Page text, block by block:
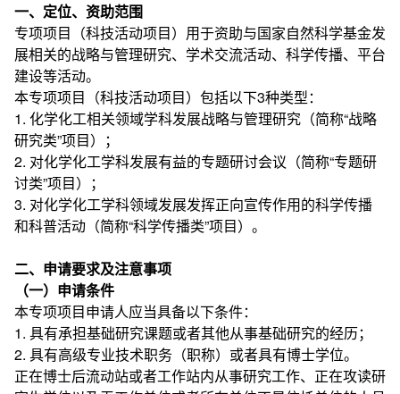
一、定位、资助范围
专项项目（科技活动项目）用于资助与国家自然科学基金发
展相关的战略与管理研究、学术交流活动、科学传播、平台
建设等活动。
本专项项目（科技活动项目）包括以下3种类型：
1. 化学化工相关领域学科发展战略与管理研究（简称“战略
研究类”项目）；
2. 对化学化工学科发展有益的专题研讨会议（简称“专题研
讨类”项目）；
3. 对化学化工学科领域发展发挥正向宣传作用的科学传播
和科普活动（简称“科学传播类”项目）。
二、申请要求及注意事项
（一）申请条件
本专项项目申请人应当具备以下条件：
1. 具有承担基础研究课题或者其他从事基础研究的经历；
2. 具有高级专业技术职务（职称）或者具有博士学位。
正在博士后流动站或者工作站内从事研究工作、正在攻读研